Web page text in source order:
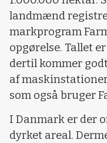
landmænd
markprogram
opgørelse. Tallet
dertil kommer
af
som også bruger
I Danmark er der
dyrket areal.